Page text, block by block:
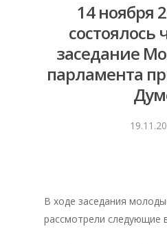
14 ноября
состоялось
заседание
парламента
В ходе заседания
рассмотрели следующие